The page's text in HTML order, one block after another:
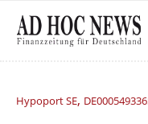
Hypoport SE,